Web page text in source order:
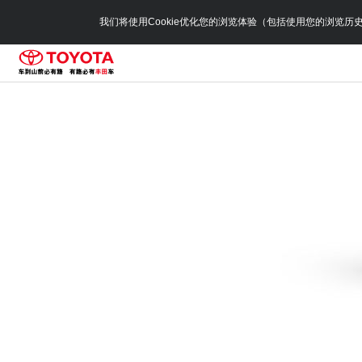
我们将使用Cookie优化您的浏览体验（包括使用您的浏览历